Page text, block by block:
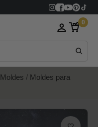
0
Moldes / Moldes para